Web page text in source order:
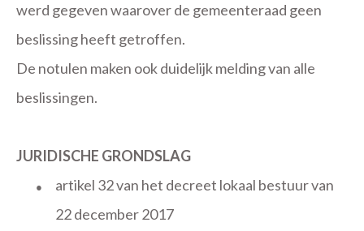
werd gegeven waarover de gemeenteraad geen
beslissing heeft getroffen.
De notulen maken ook duidelijk melding van alle
beslissingen.
JURIDISCHE GRONDSLAG
●
artikel 32 van het decreet lokaal bestuur van
22 december 2017